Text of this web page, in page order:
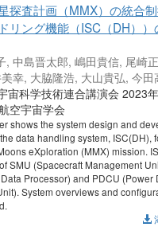
探査計画（MMX）の統合
リング機能（ISC（DH））
, 中島晋太郎, 嶋田貴信, 尾崎
幸, 大脇隆浩, 大山貴弘, 今田
宙科学技術連合講演会 2023
空宇宙学会
shows the system design and
data handling system, ISC(DH),
eXploration (MMX) mission.
SMU (Spacecraft Management
Processor) and PDCU (Power
System overviews and